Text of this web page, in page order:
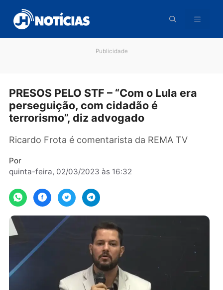
para
conteúdo
PRESOS PELO STF – “Com o Lula era
perseguição, com cidadão é
Ricardo Frota é comentarista da REMA TV
Por
quinta-feira, 02/03/2023 às 16:32